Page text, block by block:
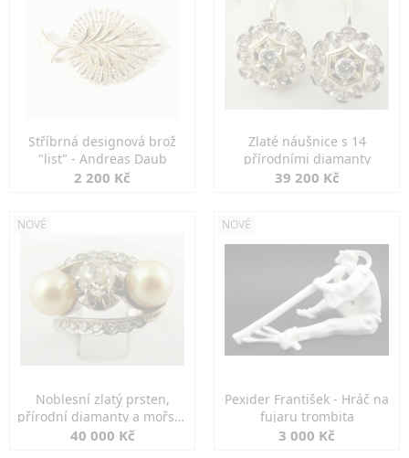
Stříbrná designová brož
"list" - Andreas Daub
2 200 Kč
Zlaté náušnice s 14
přírodními diamanty
39 200 Kč
NOVÉ
Noblesní zlatý prsten,
přírodní diamanty a mořské
perly
40 000 Kč
NOVÉ
Pexider František - Hráč na
fujaru trombita
3 000 Kč